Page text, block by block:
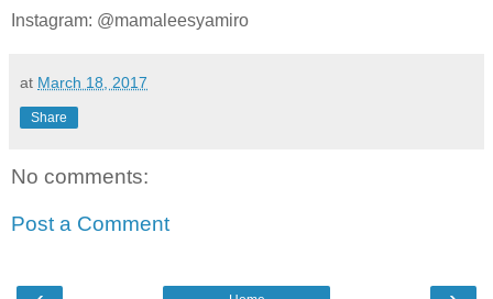
Instagram: @mamaleesyamiro
at March 18, 2017
Share
No comments:
Post a Comment